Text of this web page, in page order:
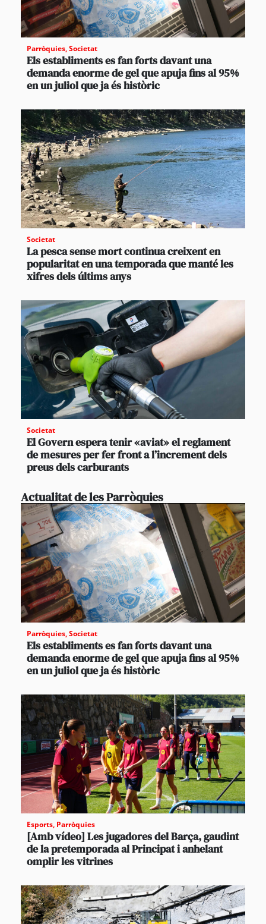
Parròquies,Societat
Els establiments es fan forts davant una
demanda enorme de gel que apuja fins al 95%
en un juliol que ja és històric
Societat
La pesca sense mort continua creixent en
popularitat en una temporada que manté les
xifres dels últims anys
Societat
El Govern espera tenir «aviat» el reglament
de mesures per fer front a l’increment dels
preus dels carburants
Actualitat de les Parròquies
Parròquies,Societat
Els establiments es fan forts davant una
demanda enorme de gel que apuja fins al 95%
en un juliol que ja és històric
Esports, Parròquies
[Amb vídeo] Les jugadores del Barça, gaudint
de la pretemporada al Principat i anhelant
omplir les vitrines